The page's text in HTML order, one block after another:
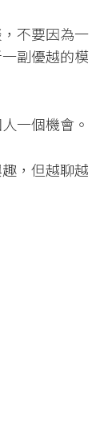
不要因為一
副優越的模
一個機會。
，但越聊越